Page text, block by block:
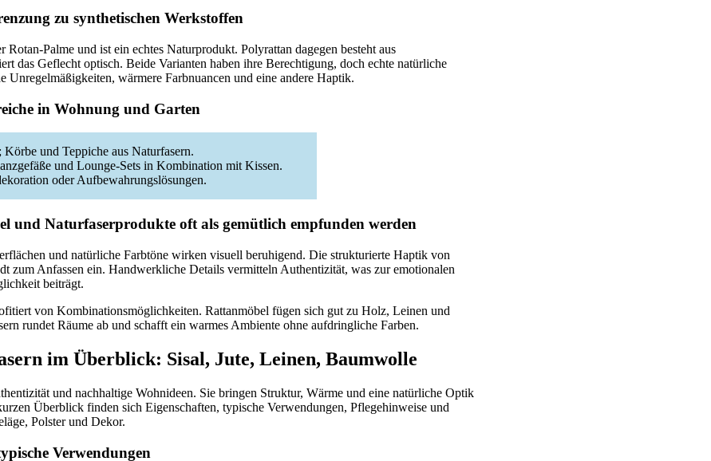
zu synthetischen Werkstoffen
Rotan-Palme und ist ein echtes Naturprodukt. Polyrattan dagegen besteht aus
das Geflecht optisch. Beide Varianten haben ihre Berechtigung, doch echte natürliche
Unregelmäßigkeiten, wärmere Farbnuancen und eine andere Haptik.
in Wohnung und Garten
und Teppiche aus Naturfasern.
und Lounge-Sets in Kombination mit Kissen.
oder Aufbewahrungslösungen.
und Naturfaserprodukte oft als gemütlich empfunden werden
und natürliche Farbtöne wirken visuell beruhigend. Die strukturierte Haptik von
zum Anfassen ein. Handwerkliche Details vermitteln Authentizität, was zur emotionalen
beiträgt.
von Kombinationsmöglichkeiten. Rattanmöbel fügen sich gut zu Holz, Leinen und
rundet Räume ab und schafft ein warmes Ambiente ohne aufdringliche Farben.
im Überblick: Sisal, Jute, Leinen, Baumwolle
und nachhaltige Wohnideen. Sie bringen Struktur, Wärme und eine natürliche Optik
Überblick finden sich Eigenschaften, typische Verwendungen, Pflegehinweise und
Polster und Dekor.
Verwendungen